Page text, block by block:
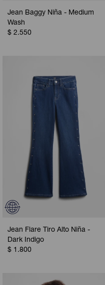
Jean Baggy Niña - Medium
Wash
$ 2.550
Jean Flare Tiro Alto Niña -
Dark Indigo
$ 1.800